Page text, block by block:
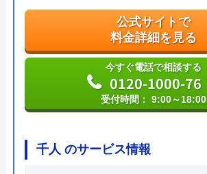
公式サイトで
料金詳細を見る
今すぐ電話で相談する
0120-1000-76
受付時間： 9:00～18:00
千人 のサービス情報